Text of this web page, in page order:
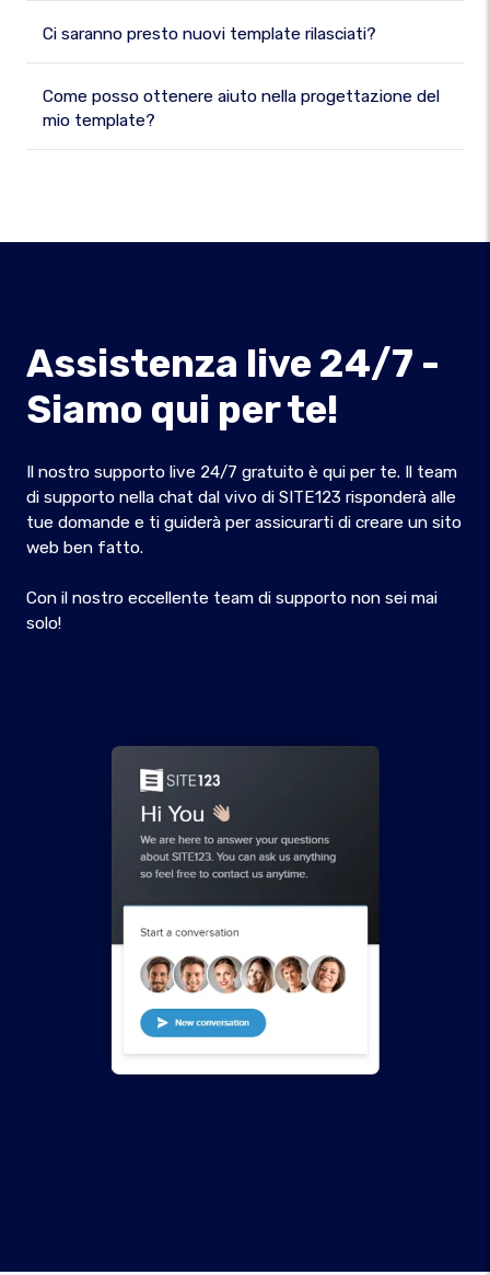
Ci saranno presto nuovi template rilasciati?
Come posso ottenere aiuto nella progettazione del
mio template?
Assistenza live 24/7 -
Siamo qui per te!
Il nostro supporto live 24/7 gratuito è qui per te. Il team
di supporto nella chat dal vivo di SITE123 risponderà alle
tue domande e ti guiderà per assicurarti di creare un sito
web ben fatto.
Con il nostro eccellente team di supporto non sei mai
solo!